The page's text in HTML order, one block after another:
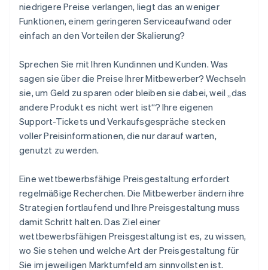
niedrigere Preise verlangen, liegt das an weniger
Funktionen, einem geringeren Serviceaufwand oder
einfach an den Vorteilen der Skalierung?
Sprechen Sie mit Ihren Kundinnen und Kunden. Was
sagen sie über die Preise Ihrer Mitbewerber? Wechseln
sie, um Geld zu sparen oder bleiben sie dabei, weil „das
andere Produkt es nicht wert ist“? Ihre eigenen
Support-Tickets und Verkaufsgespräche stecken
voller Preisinformationen, die nur darauf warten,
genutzt zu werden.
Eine wettbewerbsfähige Preisgestaltung erfordert
regelmäßige Recherchen. Die Mitbewerber ändern ihre
Strategien fortlaufend und Ihre Preisgestaltung muss
damit Schritt halten. Das Ziel einer
wettbewerbsfähigen Preisgestaltung ist es, zu wissen,
wo Sie stehen und welche Art der Preisgestaltung für
Sie im jeweiligen Marktumfeld am sinnvollsten ist.